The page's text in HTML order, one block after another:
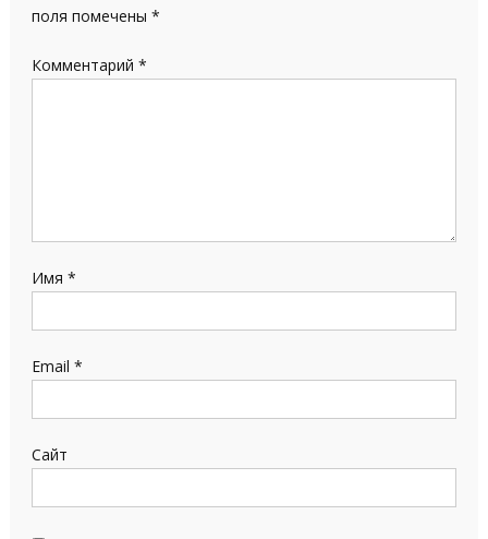
поля помечены *
Комментарий *
Имя *
Email *
Сайт